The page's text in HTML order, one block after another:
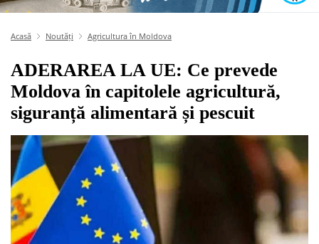
Acasă Noutăți Agricultura în Moldova
ADERAREA LA UE: Ce prevede
Moldova în capitolele agricultură,
siguranță alimentară și pescuit